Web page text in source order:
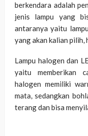
berkendara adalah
jenis lampu yang
antaranya yaitu
yang akan kalian pilih,
Lampu halogen dan
yaitu memberikan
halogen memiliki
mata, sedangkan
terang dan bisa